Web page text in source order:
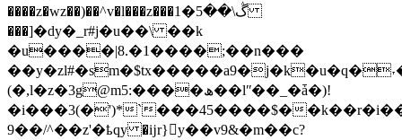
����z�wz��)��^v�l���z���ڴ\��5�1
���]�dy�_r#j�u��\ ��k
�u����|8.�1����;��n���
(�,l�z�3g@m5:����ھ��lʺ��_�ǡ�)!
�i���3(�')*`���45����$�
9��/^��z'�ҍqy �ĳr}򨞭y��v9&�m��c?